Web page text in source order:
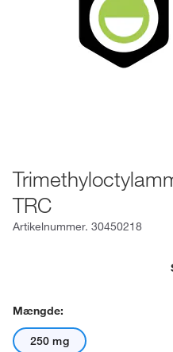
TRC
Artikelnummer. 30450218
Mængde:
250 mg